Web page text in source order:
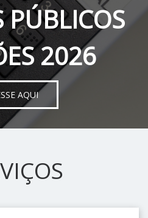
PÚBLICOS
2026
AQUI